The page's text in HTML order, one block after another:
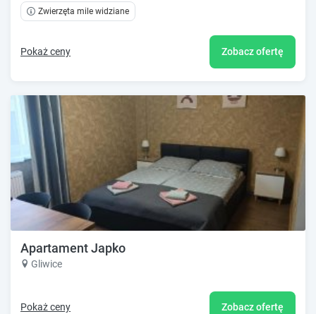
Zwierzęta mile widziane
Pokaż ceny Zobacz ofertę
Apartament Japko
Gliwice
Pokaż ceny Zobacz ofertę